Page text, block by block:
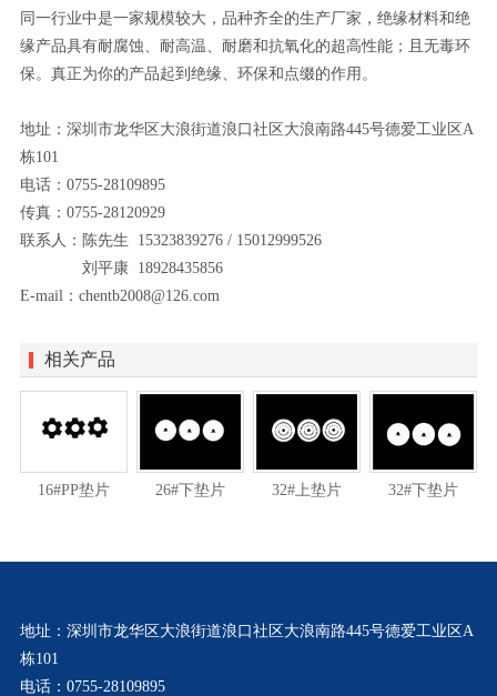
同一行业中是一家规模较大，品种齐全的生产厂家，绝缘材料和绝
缘产品具有耐腐蚀、耐高温、耐磨和抗氧化的超高性能；且无毒环
保。真正为你的产品起到绝缘、环保和点缀的作用。
地址：深圳市龙华区大浪街道浪口社区大浪南路445号德爱工业区A
栋101
电话：0755-28109895
传真：0755-28120929
联系人：陈先生 15323839276 / 15012999526
刘平康 18928435856
E-mail：chentb2008@126.com
相关产品
16#PP垫片 26#下垫片 32#上垫片 32#下垫片
地址：深圳市龙华区大浪街道浪口社区大浪南路445号德爱工业区A
栋101
电话：0755-28109895